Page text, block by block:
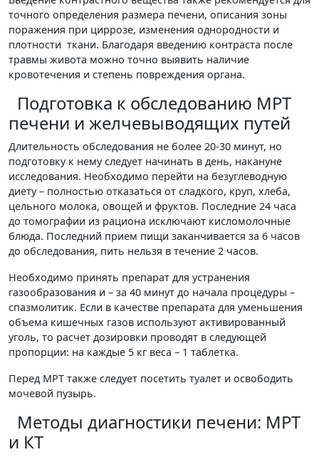
точного определения размера печени, описания зоны
поражения при циррозе, изменения однородности и
плотности ткани. Благодаря введению контраста после
травмы живота можно точно выявить наличие
кровотечения и степень повреждения органа.
Подготовка к обследованию МРТ
печени и желчевыводящих путей
Длительность обследования не более 20-30 минут, но
подготовку к нему следует начинать в день, накануне
исследования. Необходимо перейти на безуглеводную
диету – полностью отказаться от сладкого, круп, хлеба,
цельного молока, овощей и фруктов. Последние 24 часа
до томографии из рациона исключают кисломолочные
блюда. Последний прием пищи заканчивается за 6 часов
до обследования, пить нельзя в течение 2 часов.
Необходимо принять препарат для устранения
газообразования и – за 40 минут до начала процедуры –
спазмолитик. Если в качестве препарата для уменьшения
объема кишечных газов используют активированный
уголь, то расчет дозировки проводят в следующей
пропорции: на каждые 5 кг веса – 1 таблетка.
Перед МРТ также следует посетить туалет и освободить
мочевой пузырь.
Методы диагностики печени: МРТ
и КТ